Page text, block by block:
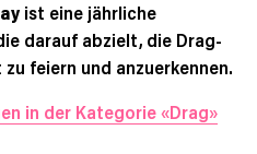
ist eine jährliche
darauf abzielt, die Drag-
feiern und anzuerkennen.
in der Kategorie «Drag»